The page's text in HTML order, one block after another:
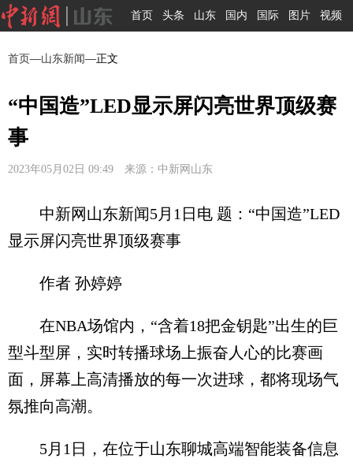
首页 头条 山东 国内 国际 图片 视频
首页—山东新闻—正文
“中国造”LED显示屏闪亮世界顶级赛
事
2023年05月02日 09:49 来源：中新网山东
中新网山东新闻5月1日电 题：“中国造”LED
显示屏闪亮世界顶级赛事
作者 孙婷婷
在NBA场馆内，“含着18把金钥匙”出生的巨
型斗型屏，实时转播球场上振奋人心的比赛画
面，屏幕上高清播放的每一次进球，都将现场气
氛推向高潮。
5月1日，在位于山东聊城高端智能装备信息